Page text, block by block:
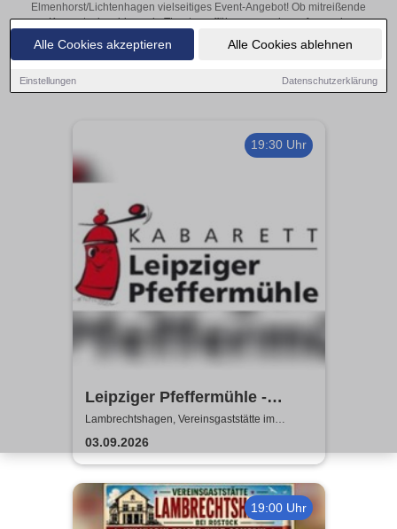
Alle Cookies akzeptieren Alle Cookies ablehnen
Einstellungen Datenschutzerklärung
Elmenhorst/Lichtenhagen vielseitiges Event-Angebot! Ob mitreißende
Konzerte, inspirierende Theateraufführungen oder aufregende
Veranstaltungen in Elmenhorst/Lichtenhagen – hier finden alles im Überblick
und Tickets.
19:30 Uhr
Leipziger Pfeffermühle -
Satire mit Biss
Lambrechtshagen, Vereinsgaststätte im
Gemeindezentrum Lambrechtshagen
03.09.2026
19:00 Uhr